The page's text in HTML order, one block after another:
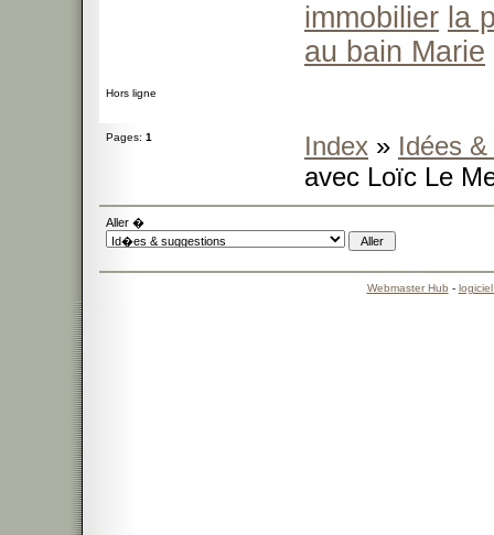
immobilier la
au bain Marie
Hors ligne
Pages: 1 Index » Idées
avec Loïc Le
Aller �
Webmaster Hub -